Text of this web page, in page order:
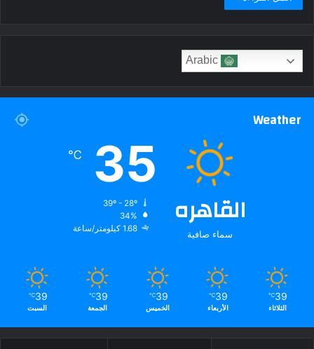
Weather
القاهره
سماء صافية
35
℃
34%
1.68 كيلومتر/ساعة
39
℃
الثلاثاء
39
℃
الأربعاء
39
℃
الخميس
39
℃
الجمعة
39
℃
السبت